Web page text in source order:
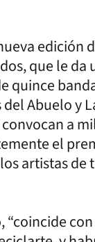
edición
que le da
quince
Abuelo y
a
el
artistas de
“coincide